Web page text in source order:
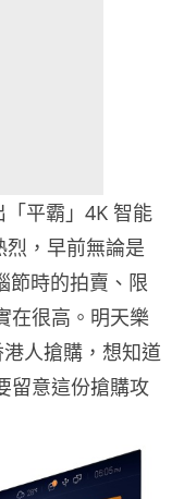
平霸」4K 智能
，早前無論是
節時的拍賣、限
在很高。明天樂
人搶購，想知道
留意這份搶購攻